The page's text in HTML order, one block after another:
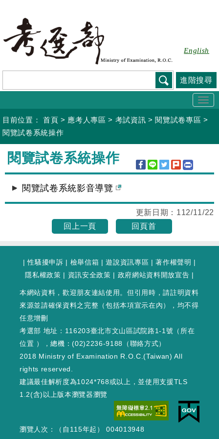
要
容
English
進階搜尋
目前位置： 首頁 > 應考人專區 > 考試資訊 > 閱覽試卷專區 >
閱覽試卷系統操作
:::
閱覽試卷系統操作
閱覽試卷系統影音導覽
更新日期： 112/11/22
回上一頁
回頁首
|性騷擾申訴 | 檢舉信箱 |遊說資訊專區 |著作權聲明 |
隱私權政策 | 資訊安全政策 | 政府網站資料開放宣告 |
本網站資料，歡迎朋友連結使用。但引用時，請註明資料
來源並請確保資料之完整（包括本項宣示在內），均不得
任意增刪
考選部 地址：116203臺北市文山區試院路1-1號（ 所在
位置 ），總機：(02)2236-9188（聯絡方式）
2018 Ministry of Examination R.O.C.(Taiwan) All
rights reserved.
建議最佳解析度為1024*768或以上，並使用支援TLS
1.2(含)以上版本瀏覽器瀏覽
瀏覽人次：（自115年起） 004013948